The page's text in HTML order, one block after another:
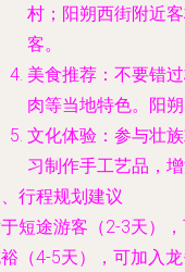
村；阳朔西街附近
客。
美食推荐：不要错
肉等当地特色。阳
文化体验：参与壮
习制作手工艺品，增
行程规划建议
短途游客（2-3天）
（4-5天），可加入